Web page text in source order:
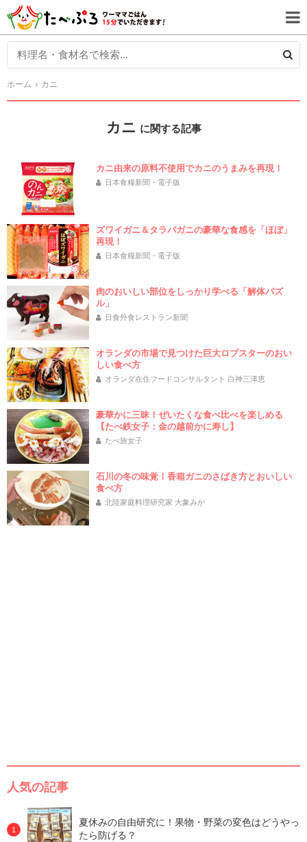
ホーム カニ
カニ に関する記事
カニ由来の原料不使用でカニのうまみを再現！
日本食糧新聞・電子版
ズワイガニ＆タラバガニの豪華な食感を「ほぼ」
再現！
日本食糧新聞・電子版
肉のおいしい部位をしっかり学べる「解体パズ
ル」
日食外食レストラン新聞
オランダの市場で見つけた巨大ロブスターのおい
しい食べ方
オランダ在住フードコンサルタント 白神三津恵
豪華かに三昧！ぜいたくな食べ比べを楽しめる
【たべ鉄女子：金の越前かに寿し】
たべ旅女子
石川の冬の味覚！香箱ガニのさばき方とおいしい
食べ方
北陸家庭料理研究家 大象みか
人気の記事
夏休みの自由研究に！果物・野菜の変色はどうやっ
たら防げる？